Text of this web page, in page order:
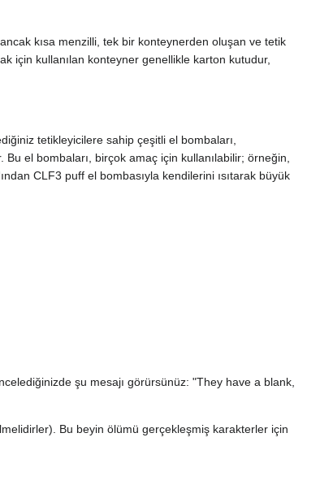
kısa menzilli, tek bir konteynerden oluşan ve tetik
için kullanılan konteyner genellikle karton kutudur,
tetikleyicilere sahip çeşitli el bombaları,
el bombaları, birçok amaç için kullanılabilir; örneğin,
CLF3 puff el bombasıyla kendilerini ısıtarak büyük
şu mesajı görürsünüz: "They have a blank,
Bu beyin ölümü gerçekleşmiş karakterler için